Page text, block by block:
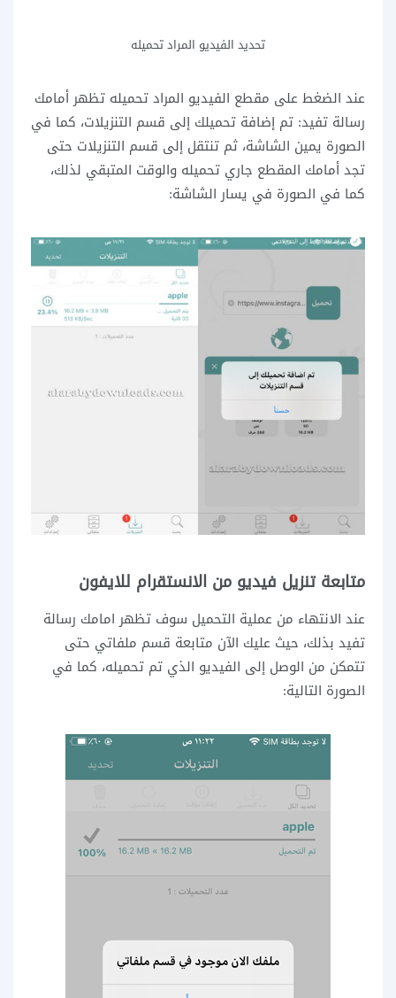
تحديد الفيديو المراد تحميله
عند الضغط على مقطع الفيديو المراد تحميله تظهر أمامك
رسالة تفيد: تم إضافة تحميلك إلى قسم التنزيلات، كما في
الصورة يمين الشاشة، ثم تنتقل إلى قسم التنزيلات حتى
تجد أمامك المقطع جاري تحميله والوقت المتبقي لذلك،
كما في الصورة في يسار الشاشة:
متابعة تنزيل فيديو من الانستقرام للايفون
عند الانتهاء من عملية التحميل سوف تظهر امامك رسالة
تفيد بذلك، حيث عليك الآن متابعة قسم ملفاتي حتى
تتمكن من الوصل إلى الفيديو الذي تم تحميله، كما في
الصورة التالية: